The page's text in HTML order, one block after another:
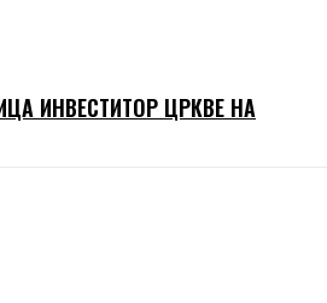
ИНВЕСТИТОР ЦРКВЕ НА